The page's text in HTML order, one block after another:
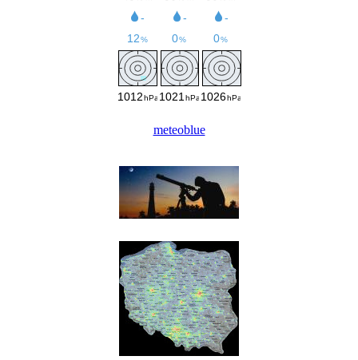
meteoblue